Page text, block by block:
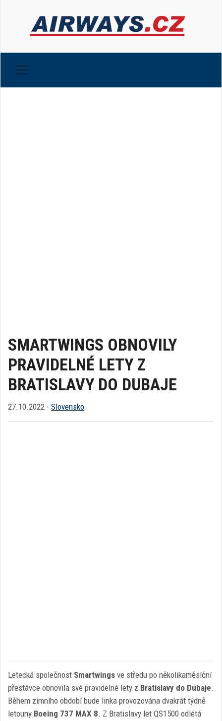
SMARTWINGS OBNOVILY
PRAVIDELNÉ LETY Z
BRATISLAVY DO DUBAJE
27.10.2022 - Slovensko
Letecká společnost Smartwings ve středu po několikaměsíční
přestávce obnovila své pravidelné lety z Bratislavy do Dubaje.
Během zimního období bude linka provozována dvakrát týdně
letouny Boeing 737 MAX 8. Z Bratislavy let QS1500 odlétá